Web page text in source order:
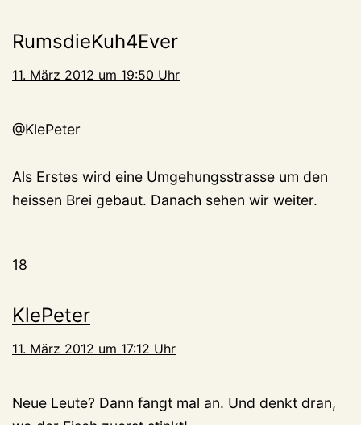
RumsdieKuh4Ever
11. März 2012 um 19:50 Uhr
@KlePeter
Als Erstes wird eine Umgehungsstrasse um den
heissen Brei gebaut. Danach sehen wir weiter.
18
KlePeter
11. März 2012 um 17:12 Uhr
Neue Leute? Dann fangt mal an. Und denkt dran,